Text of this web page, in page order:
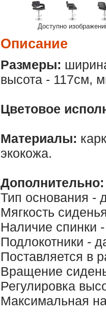
Доступно
Описание
Размеры:
высота - 117см,
Цветовое
Материалы:
экокожа.
Дополнительно:
Тип основания -
Мягкость
Наличие спинки
Подлокотники -
Поставляется в
Вращение
Регулировка
Максимальная